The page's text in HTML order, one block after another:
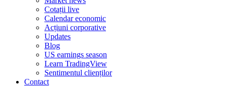
Cotații live
Calendar economic
Acțiuni corporative
Updates
Blog
US earnings season
Learn TradingView
Sentimentul clienților
Contact